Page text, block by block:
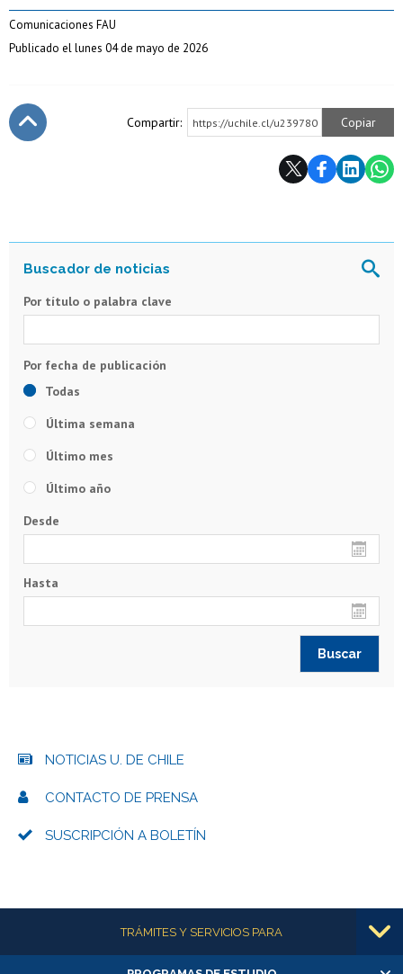
Comunicaciones FAU
Publicado el lunes 04 de mayo de 2026
Compartir: https://uchile.cl/u239780 Copiar
Por título o palabra clave
Todas
Última semana
Último mes
Último año
Desde
Hasta
NOTICIAS U. DE CHILE
CONTACTO DE PRENSA
SUSCRIPCIÓN A BOLETÍN
Más informaciónTRÁMITES Y SERVICIOS PARA